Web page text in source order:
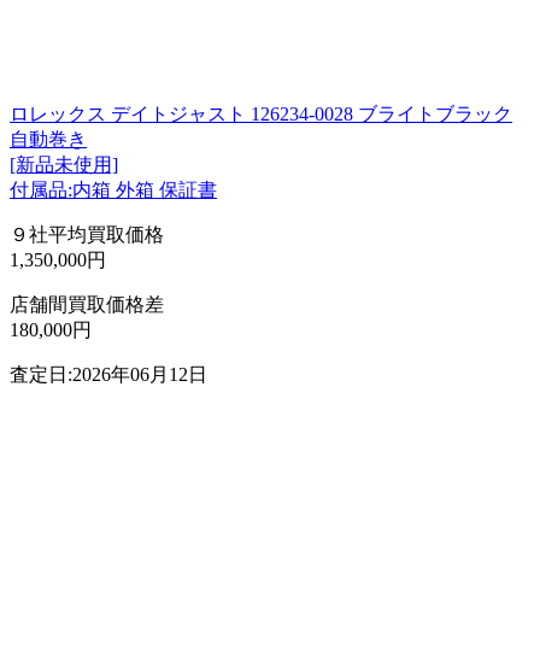
ロレックス デイトジャスト 126234-0028 ブライトブラック
自動巻き
[新品未使用]
付属品:内箱 外箱 保証書
９社平均買取価格
1,350,000円
店舗間買取価格差
180,000円
査定日:2026年06月12日